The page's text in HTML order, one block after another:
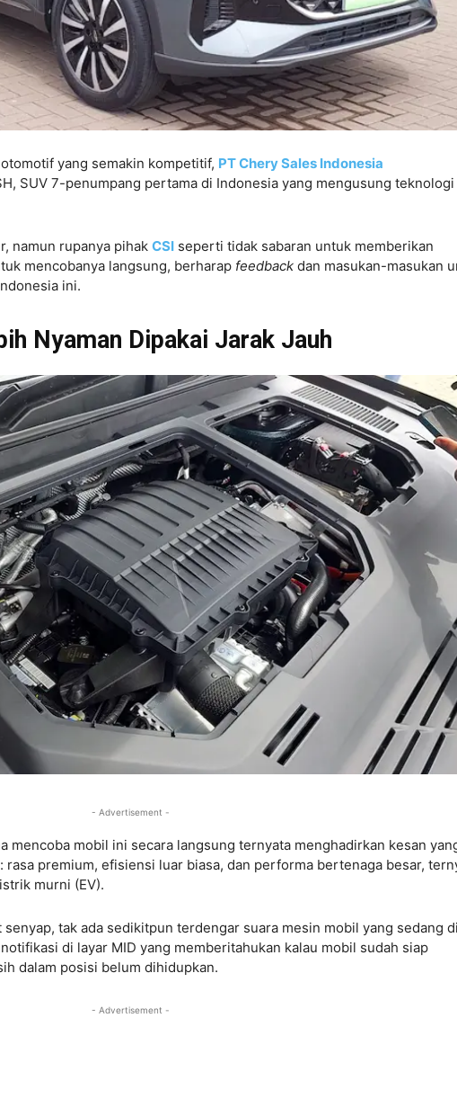
yang semakin kompetitif, PT Chery Sales Indonesia
SUV 7-penumpang pertama di Indonesia yang mengusung teknologi
namun rupanya pihak CSI seperti tidak sabaran untuk memberikan
mencobanya langsung, berharap feedback dan masukan-masukan
ini.
Nyaman Dipakai Jarak Jauh
- Advertisement -
mencoba mobil ini secara langsung ternyata menghadirkan kesan
rasa premium, efisiensi luar biasa, dan performa bertenaga besar,
murni (EV).
senyap, tak ada sedikitpun terdengar suara mesin mobil yang sedang
di layar MID yang memberitahukan kalau mobil sudah siap
dalam posisi belum dihidupkan.
- Advertisement -